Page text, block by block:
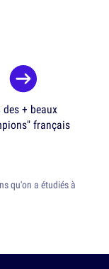
des + beaux
français
qu'on a étudiés à